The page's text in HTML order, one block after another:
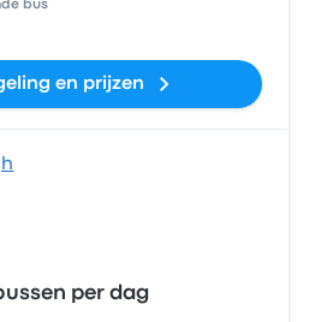
bus
en prijzen
per dag